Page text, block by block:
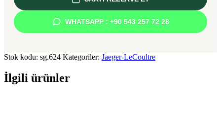
WHATSAPP : +90 543 257 72 28
Stok kodu: sg.624 Kategoriler: Jaeger-LeCoultre
İlgili ürünler